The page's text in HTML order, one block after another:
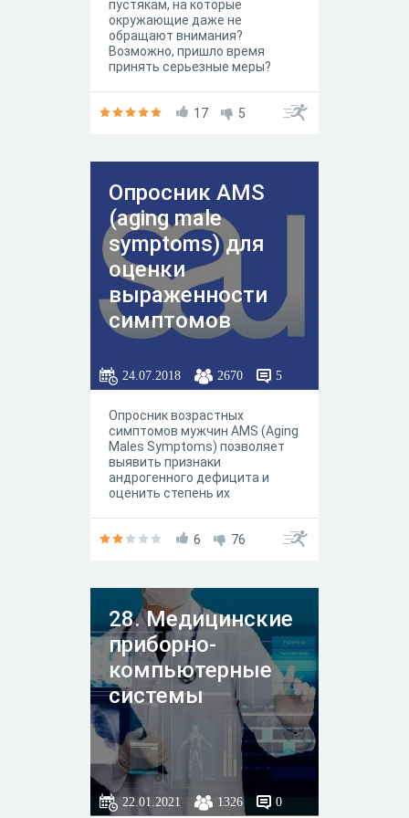
пустякам, на которые
окружающие даже не
обращают внимания?
Возможно, пришло время
принять серьезные меры?
система!
17 5
Опросник AMS
(aging male
symptoms) для
оценки
выраженности
симптомов
андрогенодефици
та (климакса) у
мужчин
24.07.2018 2670 5
Опросник возрастных
симптомов мужчин AMS (Aging
Males Symptoms) позволяет
выявить признаки
андрогенного дефицита и
оценить степень их
из диагностических
возможные психологические,
соматические и сексуальные
проблемы,
обусловленные недостатком
тестостерона (оценка
выраженности андрогенного
дефицита). Результаты
заполнения опросника
возрастных симптомов
мужчин AMS (Aging Males
Symptoms) могут быть
полноценно
интерпретированы только
на приеме врача, который
прежде чем давать какие-
6 76
28. Медицинские
приборно-
компьютерные
системы
22.01.2021 1326 0